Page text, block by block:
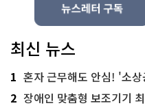
최신 뉴스
1 혼자 근무해도 안심! '소
2 장애인 맞춤형 보조기기 최